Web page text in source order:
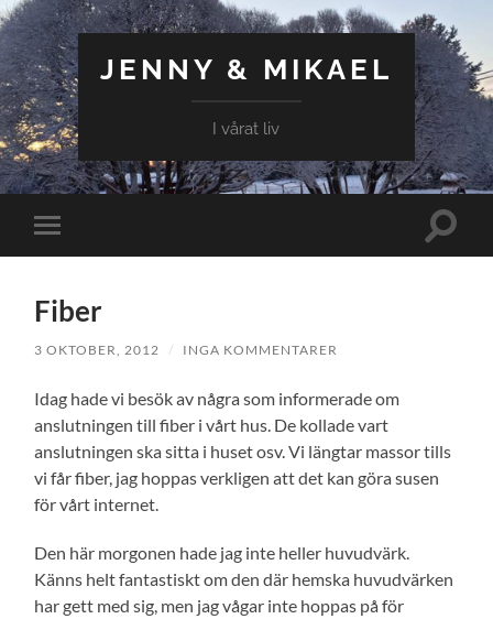
JENNY & MIKAEL
I vårat liv
Slå
på/av
Slå
Fiber
3 OKTOBER, 2012 / INGA KOMMENTARER
Idag hade vi besök av några som informerade om
anslutningen till fiber i vårt hus. De kollade vart
anslutningen ska sitta i huset osv. Vi längtar massor tills
vi får fiber, jag hoppas verkligen att det kan göra susen
för vårt internet.
Den här morgonen hade jag inte heller huvudvärk.
Känns helt fantastiskt om den där hemska huvudvärken
har gett med sig, men jag vågar inte hoppas på för